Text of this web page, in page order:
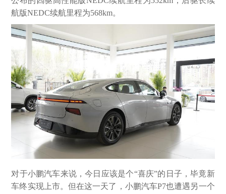
航版NEDC续航里程为568km。
对于小鹏汽车来说，今日应该是个“喜庆”的日子，毕竟新
车终实现上市。但在这一天了，小鹏汽车P7也遭遇另一个